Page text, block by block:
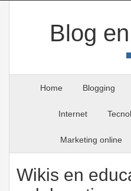
Blog
Home Blogging
Internet
Marketing online
Wikis en